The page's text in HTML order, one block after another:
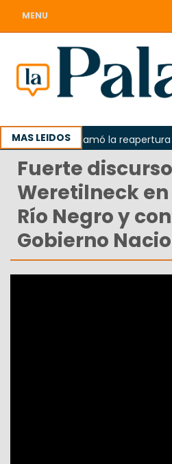
MENU
MAS LEIDOS
Odarda reclamó la reapertura de
Fuerte
Weretilneck
Río Negro y
Gobierno